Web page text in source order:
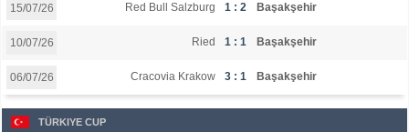
15/07/26 Red Bull Salzburg 1 : 2 Başakşehir
10/07/26 Ried 1 : 1 Başakşehir
06/07/26 Cracovia Krakow 3 : 1 Başakşehir
TÜRKIYE CUP